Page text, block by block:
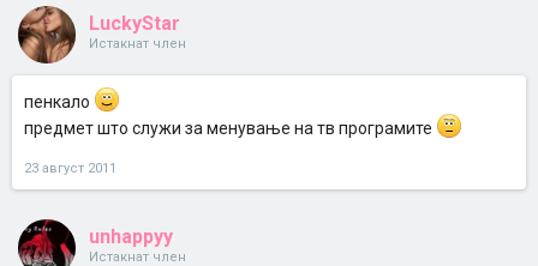
LuckyStar
Истакнат член
пенкало
предмет што служи за менување на тв програмите
23 август 2011
unhappyy
Истакнат член